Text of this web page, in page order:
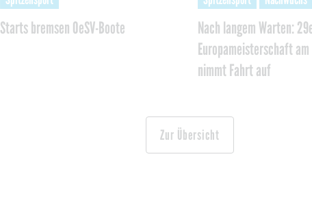
Starts bremsen OeSV-Boote
Nach langem Warten:
Europameisterschaft
nimmt Fahrt auf
Zur Übersicht